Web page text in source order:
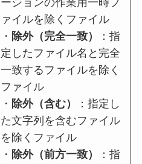
ァイルを除くファイル
・ 除外（完全一致）
：指
定したファイル名と完全
一致するファイルを除く
ファイル
・ 除外（含む）
：指定し
た文字列を含むファイル
を除くファイル
・ 除外（前方一致）
：指